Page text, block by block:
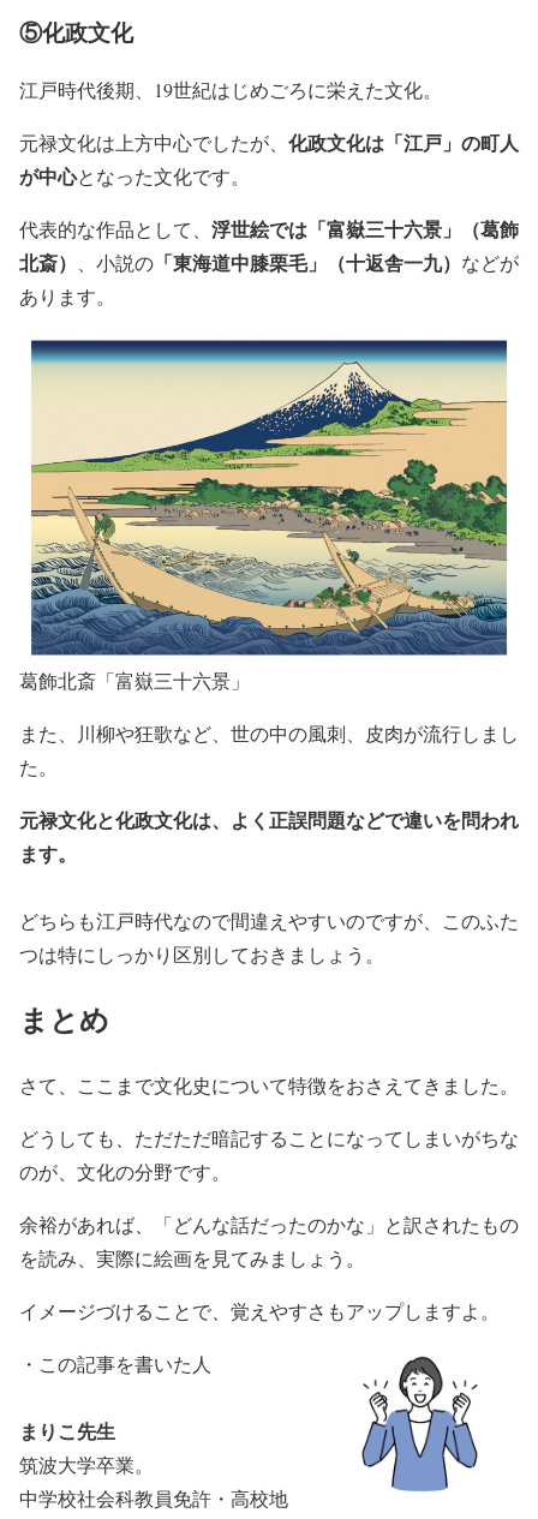
⑤化政文化
江戸時代後期、19世紀はじめごろに栄えた文化。
元禄文化は上方中心でしたが、 化政文化は「江戸」の町人
が中心となった文化です。
代表的な作品として、 浮世絵では「富嶽三十六景」（葛飾
北斎） 、小説の 「東海道中膝栗毛」（十返舎一九） などが
あります。
葛飾北斎「富嶽三十六景」
また、川柳や狂歌など、世の中の風刺、皮肉が流行しまし
た。
元禄文化と化政文化は、よく正誤問題などで違いを問われ
ます。
どちらも江戸時代なので間違えやすいのですが、このふた
つは特にしっかり区別しておきましょう。
まとめ
さて、ここまで文化史について特徴をおさえてきました。
どうしても、ただただ暗記することになってしまいがちな
のが、文化の分野です。
余裕があれば、「どんな話だったのかな」と訳されたもの
を読み、実際に絵画を見てみましょう。
イメージづけることで、覚えやすさもアップしますよ。
・この記事を書いた人
まりこ先生
筑波大学卒業。
中学校社会科教員免許・高校地